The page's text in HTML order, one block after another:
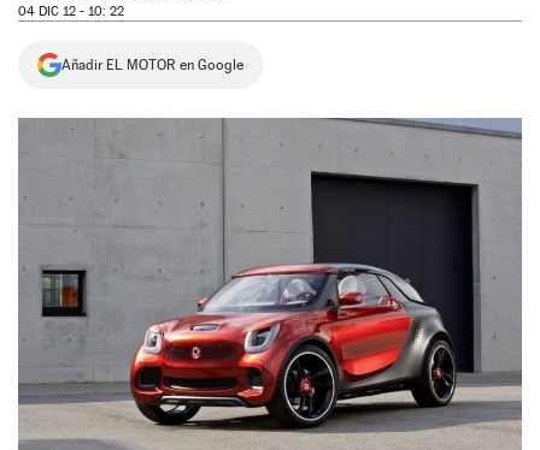
SERVICIOS
NEWSLETTER
SÍGUENOS
04 DIC 12 - 10: 22
Añadir EL MOTOR en Google